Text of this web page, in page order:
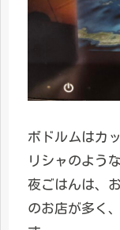
ボドルムはカ
リシャのよう
夜ごはんは、
のお店が多く